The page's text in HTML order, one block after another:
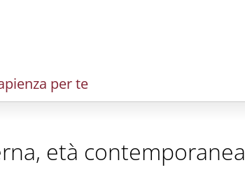
per te
età contemporanea